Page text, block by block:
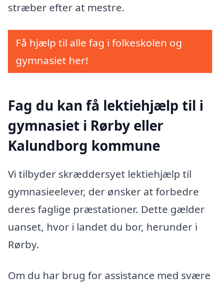
stræber efter at mestre.
Få hjælp til alle fag i folkeskolen og
gymnasiet her!
Fag du kan få lektiehjælp til i
gymnasiet i Rørby eller
Kalundborg kommune
Vi tilbyder skræddersyet lektiehjælp til
gymnasieelever, der ønsker at forbedre
deres faglige præstationer. Dette gælder
uanset, hvor i landet du bor, herunder i
Rørby.
Om du har brug for assistance med svære